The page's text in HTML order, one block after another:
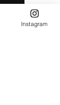
Instagram